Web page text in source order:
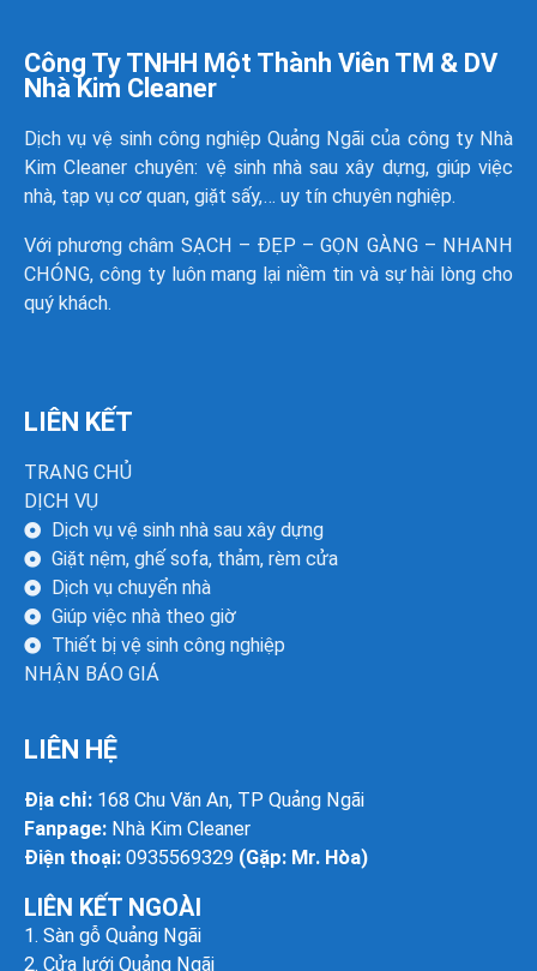
Công Ty TNHH Một Thành Viên TM & DV
Nhà Kim Cleaner
Dịch vụ vệ sinh công nghiệp Quảng Ngãi của công ty Nhà
Kim Cleaner chuyên: vệ sinh nhà sau xây dựng, giúp việc
nhà, tạp vụ cơ quan, giặt sấy,… uy tín chuyên nghiệp.
Với phương châm SẠCH – ĐẸP – GỌN GÀNG – NHANH
CHÓNG, công ty luôn mang lại niềm tin và sự hài lòng cho
quý khách.
LIÊN KẾT
TRANG CHỦ
DỊCH VỤ
Dịch vụ vệ sinh nhà sau xây dựng
Giặt nệm, ghế sofa, thảm, rèm cửa
Dịch vụ chuyển nhà
Giúp việc nhà theo giờ
Thiết bị vệ sinh công nghiệp
NHẬN BÁO GIÁ
LIÊN HỆ
Địa chỉ: 168 Chu Văn An, TP Quảng Ngãi
Fanpage: Nhà Kim Cleaner
Điện thoại: 0935569329 (Gặp: Mr. Hòa)
LIÊN KẾT NGOÀI
1. Sàn gỗ Quảng Ngãi
2. Cửa lưới Quảng Ngãi